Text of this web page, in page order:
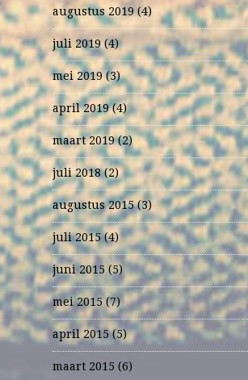
augustus 2019 (4)
juli 2019(4)
mei 2019(3)
april 2019(4)
maart 2019(2)
juli 2018(2)
augustus 2015(3)
juli 2015(4)
juni 2015 (5)
mei 2015(7)
april 2015(5)
maart 2015 (6)